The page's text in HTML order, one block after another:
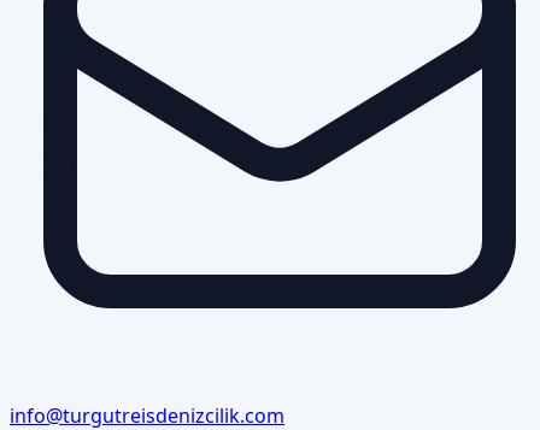
info@turgutreisdenizcilik.com